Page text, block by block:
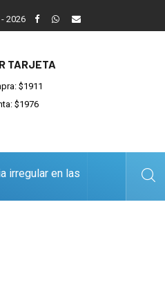
organizadas y también
2026
TARJETA
$1911
$1976
irregular en las